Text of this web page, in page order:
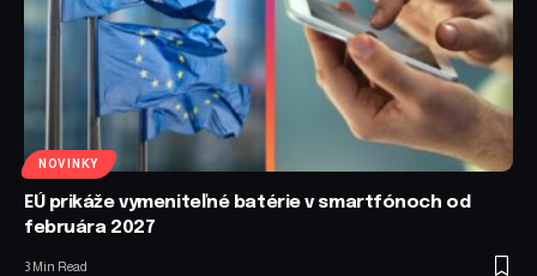
NOVINKY
EÚ prikáže vymeniteľné batérie v smartfónoch od
februára 2027
3 Min Read